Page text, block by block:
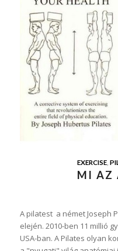
EXERCISE ,
MI AZ
A pilatest a német Joseph
elején. 2010-ben 11 millió
USA-ban. A Pilates olyan